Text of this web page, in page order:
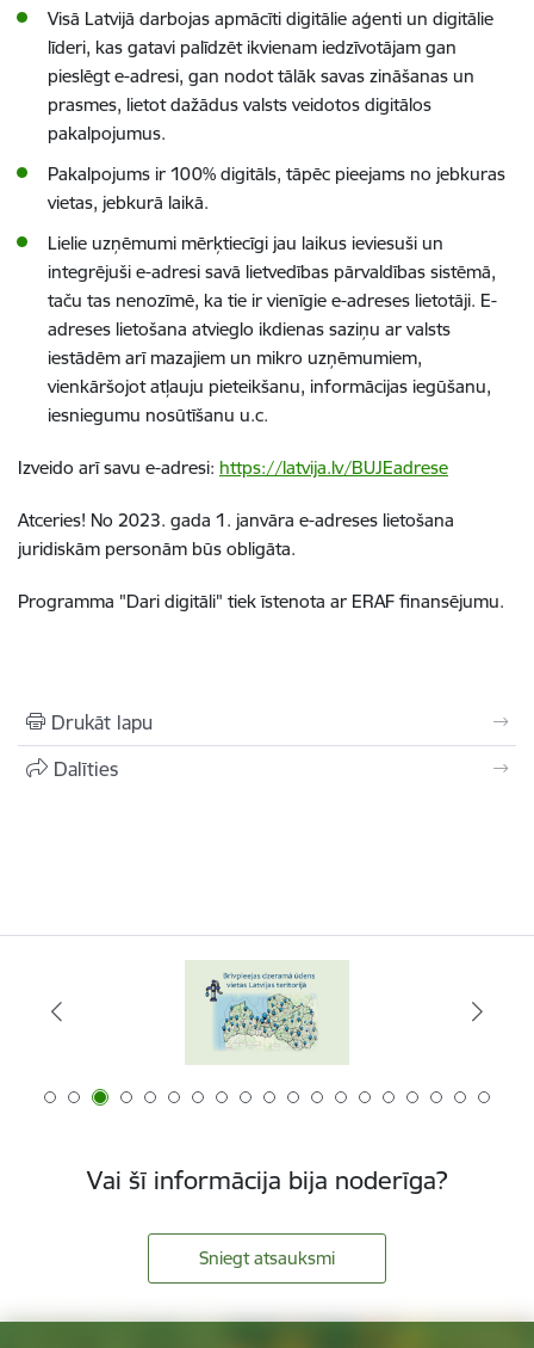
Visā Latvijā darbojas apmācīti digitālie aģenti un digitālie
līderi, kas gatavi palīdzēt ikvienam iedzīvotājam gan
pieslēgt e-adresi, gan nodot tālāk savas zināšanas un
prasmes, lietot dažādus valsts veidotos digitālos
pakalpojumus.
Pakalpojums ir 100% digitāls, tāpēc pieejams no jebkuras
vietas, jebkurā laikā.
Lielie uzņēmumi mērķtiecīgi jau laikus ieviesuši un
integrējuši e-adresi savā lietvedības pārvaldības sistēmā,
taču tas nenozīmē, ka tie ir vienīgie e-adreses lietotāji. E-
adreses lietošana atvieglo ikdienas saziņu ar valsts
iestādēm arī mazajiem un mikro uzņēmumiem,
vienkāršojot atļauju pieteikšanu, informācijas iegūšanu,
iesniegumu nosūtīšanu u.c.
Izveido arī savu e-adresi: https://latvija.lv/BUJEadrese
Atceries! No 2023. gada 1. janvāra e-adreses lietošana
juridiskām personām būs obligāta.
Programma "Dari digitāli" tiek īstenota ar ERAF finansējumu.
Drukāt lapu
Dalīties
Vai šī informācija bija noderīga?
Sniegt atsauksmi